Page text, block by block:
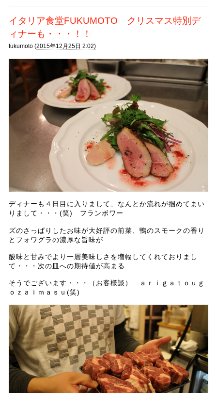
イタリア食堂FUKUMOTO クリスマス特別デ
ィナーも・・・！！
fukumoto (2015年12月25日 2:02)
ディナーも４日目に入りまして、なんとか流れが掴めてまい
りまして・・・(笑) フランボワー
ズのさっぱりしたお味が大好評の前菜、鴨のスモークの香り
とフォワグラの濃厚な旨味が
酸味と甘みでより一層美味しさを増幅してくれておりまし
て・・・次の皿への期待値が高まる
そうでございます・・・（お客様談） ａｒｉｇａｔｏｕｇ
ｏｚａｉｍａｓｕ(笑)